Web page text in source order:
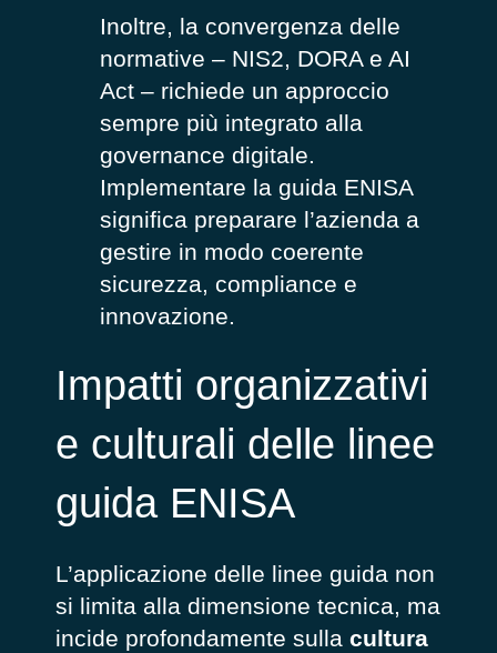
Inoltre, la convergenza delle
normative – NIS2, DORA e AI
Act – richiede un approccio
sempre più integrato alla
governance digitale.
Implementare la guida ENISA
significa preparare l’azienda a
gestire in modo coerente
sicurezza, compliance e
innovazione.
Impatti organizzativi
e culturali delle linee
guida ENISA
L’applicazione delle linee guida non
si limita alla dimensione tecnica, ma
incide profondamente sulla cultura